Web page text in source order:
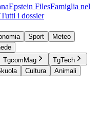
Epstein FilesFamiglia nel
Tutti i dossier
Sport
Meteo
TgcomMag
TgTech
Cultura
Animali